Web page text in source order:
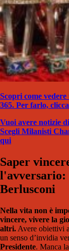
Scopri come
365. Per farlo,
Vuoi avere notizie
Scegli Milanisti
qui
Saper
l'avversario:
Berlusconi
Nella vita non è
vincere, vivere la
altri. Avere obiettivi
un senso d’invidia
Presidente. Manca